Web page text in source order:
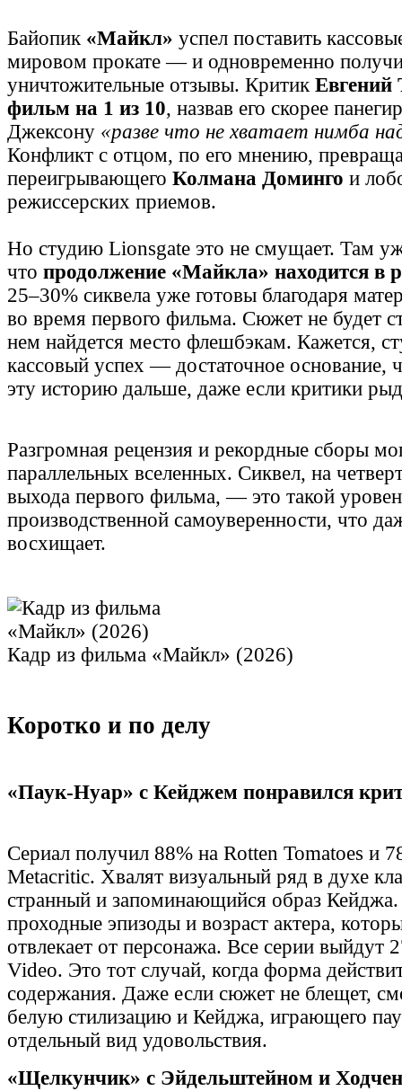
Байопик«Майкл» успел поставить
мировом прокате — и одновременно
уничтожительные отзывы. Критик Евгений
фильм на 1 из 10, назвав его скорее
Джексону «разве что не хватает нимба
Конфликт с отцом, по его мнению,
переигрывающего Колмана Доминго и
режиссерских приемов.
Но студию Lionsgate это не смущает. Там
что продолжение «Майкла» находится в
25–30% сиквела уже готовы благодаря
во время первого фильма. Сюжет не будет
нем найдется место флешбэкам. Кажется,
кассовый успех — достаточное основание,
эту историю дальше, даже если критики
Разгромная рецензия и рекордные сборы
параллельных вселенных. Сиквел, на
выхода первого фильма, — это такой
производственной самоуверенности, что
восхищает.
Кадр из фильма «Майкл» (2026)
Коротко и по делу
«Паук-Нуар» с Кейджем понравился
Сериал получил 88% на Rotten Tomatoes и
Metacritic. Хвалят визуальный ряд в духе
странный и запоминающийся образ
проходные эпизоды и возраст актера,
отвлекает от персонажа. Все серии выйдут
Video. Это тот случай, когда форма
содержания. Даже если сюжет не блещет,
белую стилизацию и Кейджа, играющего
отдельный вид удовольствия.
«Щелкунчик» с Эйдельштейном и